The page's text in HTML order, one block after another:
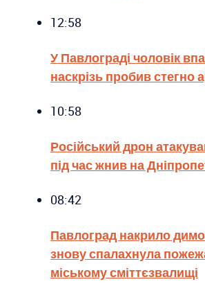
12:58
У Павлограді чоловік
наскрізь пробив стегно
10:58
Російський дрон
під час жнив на
08:42
Павлоград накрило
знову спалахнула
міському сміттєзвалищі